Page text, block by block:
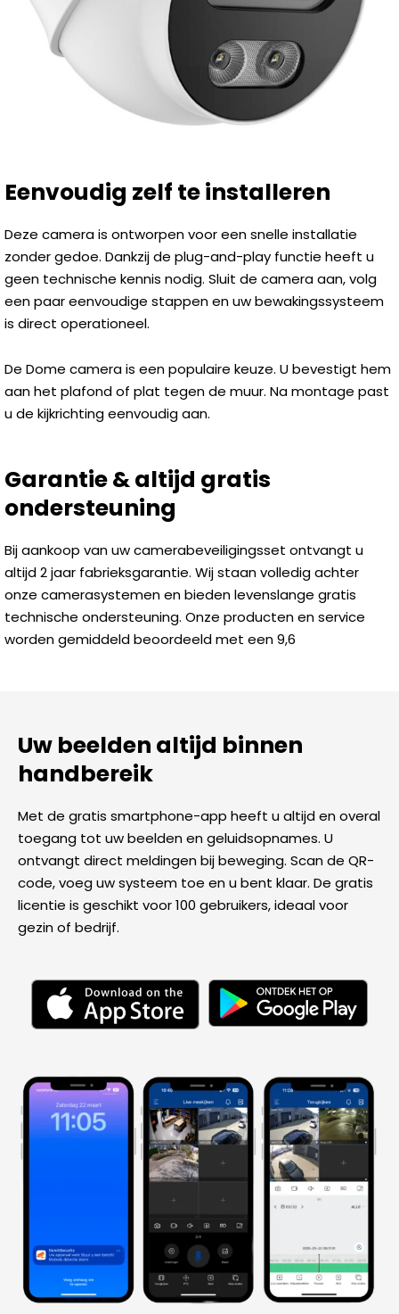
Eenvoudig zelf te installeren
Deze camera is ontworpen voor een snelle installatie
zonder gedoe. Dankzij de plug-and-play functie heeft u
geen technische kennis nodig. Sluit de camera aan, volg
een paar eenvoudige stappen en uw bewakingssysteem
is direct operationeel.
De Dome camera is een populaire keuze. U bevestigt hem
aan het plafond of plat tegen de muur. Na montage past
u de kijkrichting eenvoudig aan.
Garantie & altijd gratis
ondersteuning
Bij aankoop van uw camerabeveiligingsset ontvangt u
altijd 2 jaar fabrieksgarantie. Wij staan volledig achter
onze camerasystemen en bieden levenslange gratis
technische ondersteuning. Onze producten en service
worden gemiddeld beoordeeld met een 9,6
Uw beelden altijd binnen
handbereik
Met de gratis smartphone-app heeft u altijd en overal
toegang tot uw beelden en geluidsopnames. U
ontvangt direct meldingen bij beweging. Scan de QR-
code, voeg uw systeem toe en u bent klaar. De gratis
licentie is geschikt voor 100 gebruikers, ideaal voor
gezin of bedrijf.